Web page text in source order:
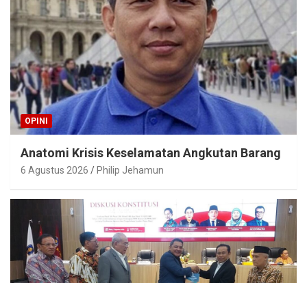
OPINI
Anatomi Krisis Keselamatan Angkutan Barang
6 Agustus 2026 Philip Jehamun